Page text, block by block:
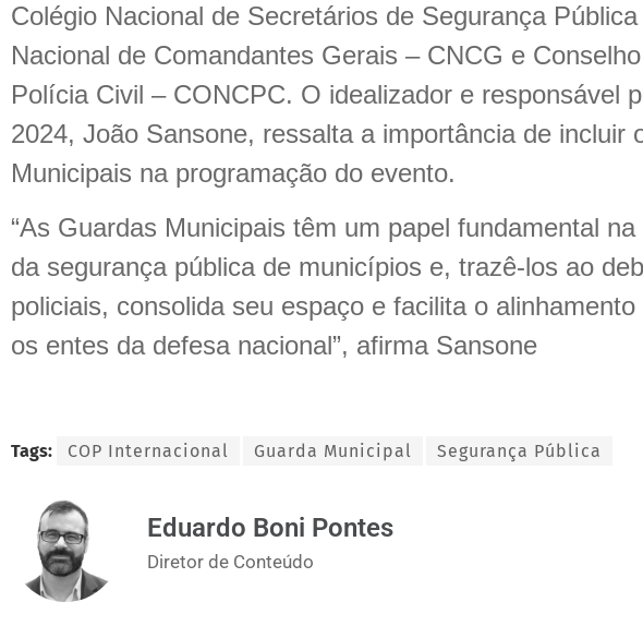
Colégio Nacional de Secretários de Segurança
Nacional de Comandantes Gerais – CNCG e
Polícia Civil – CONCPC. O idealizador e responsável
2024, João Sansone, ressalta a importância de incluir
Municipais na programação do evento.
“As Guardas Municipais têm um papel fundamental
da segurança pública de municípios e, trazê-los ao
policiais, consolida seu espaço e facilita o
os entes da defesa nacional”, afirma Sansone
Tags: COP Internacional Guarda Municipal Segurança Pública
Eduardo Boni Pontes
Diretor de Conteúdo